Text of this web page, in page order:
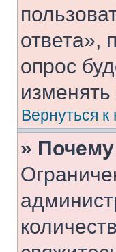
ответа»,
опрос
Вернуться к
»